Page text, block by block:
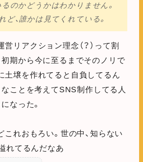
るのかどうかはわかりません。
ど、誰かは見てくれている。
リアクション理念（？）って割
初期から今に至るまでそのノリで
土壌を作れてると自負してるん
なことを考えてSNS制作してる人
なった。
これおもろい。世の中、知らない
れてるんだなあ